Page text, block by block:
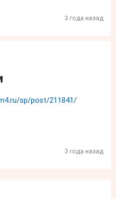
3 года назад
sp/post/211841/
3 года назад